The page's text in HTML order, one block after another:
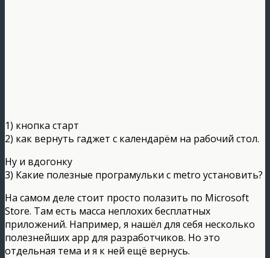
1) кнопка старт
2) как вернуть гаджет с календарём на рабочий стол.
Ну и вдогонку
3) Какие полезные програмульки с metro установить?
На самом деле стоит просто полазить по Microsoft
Store. Там есть масса неплохих бесплатных
приложений. Например, я нашёл для себя несколько
полезнейших app для разработчиков. Но это
отдельная тема и я к ней ещё вернусь.